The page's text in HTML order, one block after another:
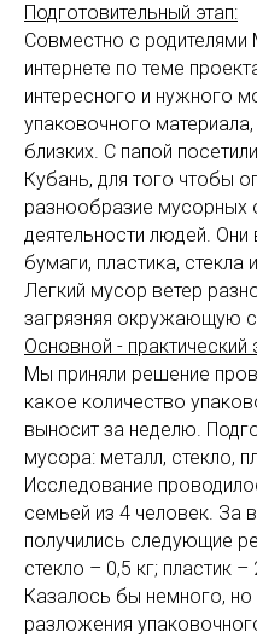
Подготовительный этап:
Совместно с родителями
интернете по теме
интересного и нужного
упаковочного
близких. С папой
Кубань, для того чтобы
разнообразие мусорных
деятельности людей.
бумаги, пластика,
Легкий мусор ветер
загрязняя окружающую
Основной - практический
Мы приняли решение
какое количество
выносит за неделю.
мусора: металл, стекло,
Исследование
семьей из 4 человек. За
получились следующие
стекло – 0,5 кг; пластик
Казалось бы немного, но
разложения